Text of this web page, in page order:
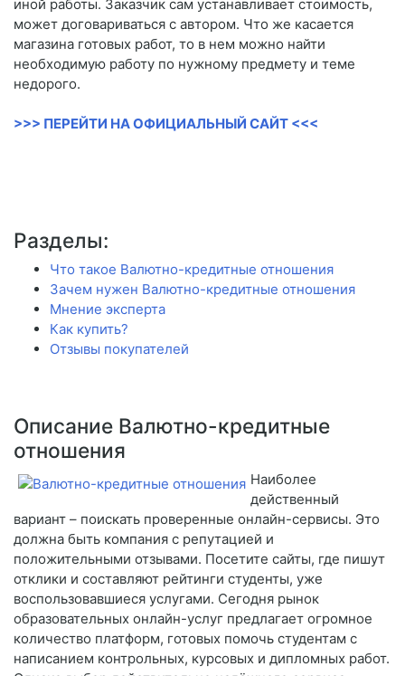
иной работы. Заказчик сам устанавливает стоимость,
может договариваться с автором. Что же касается
магазина готовых работ, то в нем можно найти
необходимую работу по нужному предмету и теме
недорого.
>>> ПЕРЕЙТИ НА ОФИЦИАЛЬНЫЙ САЙТ <<<
Разделы:
Что такое Валютно-кредитные отношения
Зачем нужен Валютно-кредитные отношения
Мнение эксперта
Как купить?
Отзывы покупателей
Описание Валютно-кредитные
отношения
Наиболее
действенный
вариант – поискать проверенные онлайн-сервисы. Это
должна быть компания с репутацией и
положительными отзывами. Посетите сайты, где пишут
отклики и составляют рейтинги студенты, уже
воспользовавшиеся услугами. Сегодня рынок
образовательных онлайн-услуг предлагает огромное
количество платформ, готовых помочь студентам с
написанием контрольных, курсовых и дипломных работ.